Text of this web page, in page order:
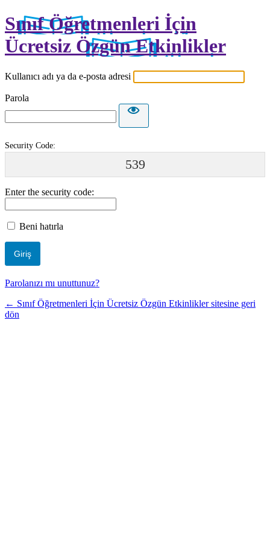
Sınıf Öğretmenleri İçin
Ücretsiz Özgün Etkinlikler
Kullanıcı adı ya da e-posta adresi
Parola
Security Code:
539
Enter the security code:
Beni hatırla
Parolanızı mı unuttunuz?
← Sınıf Öğretmenleri İçin Ücretsiz Özgün Etkinlikler sitesine geri
dön